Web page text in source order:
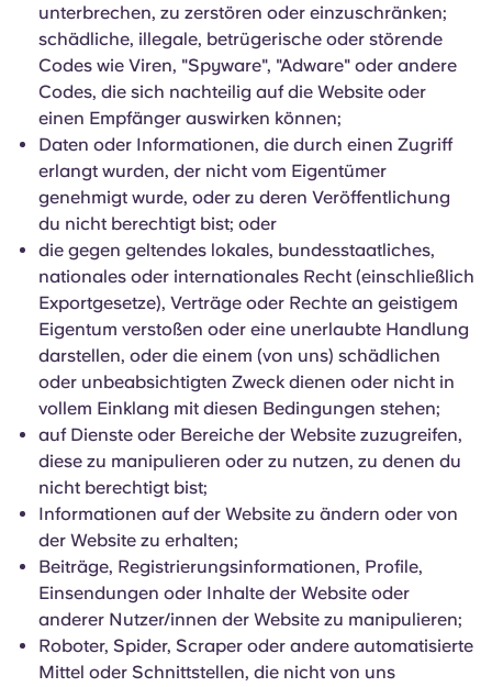
unterbrechen, zu zerstören oder einzuschränken;
schädliche, illegale, betrügerische oder störende
Codes wie Viren, "Spyware", "Adware" oder andere
Codes, die sich nachteilig auf die Website oder
einen Empfänger auswirken können;
Daten oder Informationen, die durch einen Zugriff
erlangt wurden, der nicht vom Eigentümer
genehmigt wurde, oder zu deren Veröffentlichung
du nicht berechtigt bist; oder
die gegen geltendes lokales, bundesstaatliches,
nationales oder internationales Recht (einschließlich
Exportgesetze), Verträge oder Rechte an geistigem
Eigentum verstoßen oder eine unerlaubte Handlung
darstellen, oder die einem (von uns) schädlichen
oder unbeabsichtigten Zweck dienen oder nicht in
vollem Einklang mit diesen Bedingungen stehen;
auf Dienste oder Bereiche der Website zuzugreifen,
diese zu manipulieren oder zu nutzen, zu denen du
nicht berechtigt bist;
Informationen auf der Website zu ändern oder von
der Website zu erhalten;
Beiträge, Registrierungsinformationen, Profile,
Einsendungen oder Inhalte der Website oder
anderer Nutzer/innen der Website zu manipulieren;
Roboter, Spider, Scraper oder andere automatisierte
Mittel oder Schnittstellen, die nicht von uns